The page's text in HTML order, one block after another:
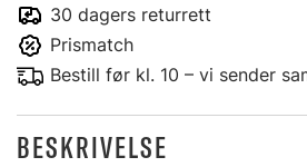
30 dagers returrett
Prismatch
Bestill før kl. 10 – vi sender
BESKRIVELSE